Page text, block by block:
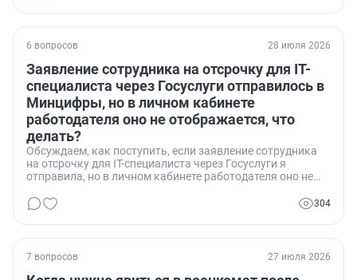
6 вопросов 28 июля 2026
Заявление сотрудника на отсрочку для IT-
специалиста через Госуслуги отправилось в
Минцифры, но в личном кабинете
работодателя оно не отображается, что
делать?
Обсуждаем, как поступить, если заявление сотрудника
на отсрочку для IT-специалиста через Госуслуги я
отправила, но в личном кабинете работодателя оно не
304
7 вопросов 27 июля 2026